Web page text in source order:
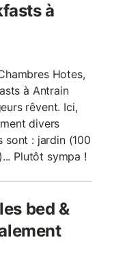
à
Hotes,
à Antrain
rêvent. Ici,
divers
sont : jardin (100
Plutôt sympa !
bed &